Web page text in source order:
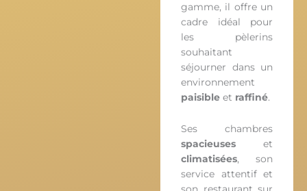
gamme, il offre un
cadre idéal pour
les pèlerins
souhaitant
séjourner dans un
environnement
paisible et raffiné.
Ses chambres
spacieuses et
climatisées, son
service attentif et
son restaurant sur